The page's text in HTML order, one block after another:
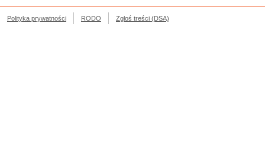
Polityka prywatności RODO Zgłoś treści (DSA)